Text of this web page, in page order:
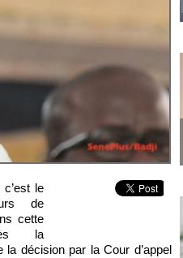
le
de
cette
la
la décision par la Cour d’appel